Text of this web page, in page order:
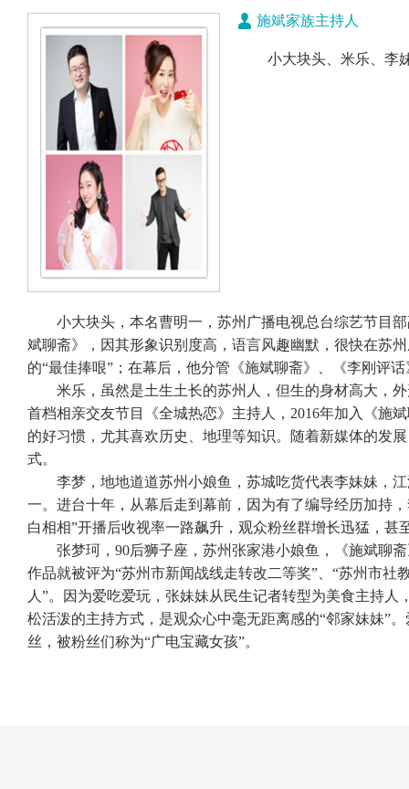
施斌家族主持人
小大块头、米乐、李
小大块头，本名曹明一，苏州广播电视总台综艺节目
斌聊斋》，因其形象识别度高，语言风趣幽默，很快在苏
的“最佳捧哏”；在幕后，他分管《施斌聊斋》、《李刚评
米乐，虽然是土生土长的苏州人，但生的身材高大，
首档相亲交友节目《全城热恋》主持人，2016年加入《施
的好习惯，尤其喜欢历史、地理等知识。随着新媒体的发
式。
李梦，地地道道苏州小娘鱼，苏城吃货代表李妹妹，
一。进台十年，从幕后走到幕前，因为有了编导经历加持
白相相”开播后收视率一路飙升，观众粉丝群增长迅猛，
张梦珂，90后狮子座，苏州张家港小娘鱼，《施斌聊
作品就被评为“苏州市新闻战线走转改二等奖”、“苏州市
人”。因为爱吃爱玩，张妹妹从民生记者转型为美食主持
松活泼的主持方式，是观众心中毫无距离感的“邻家妹妹”
丝，被粉丝们称为“广电宝藏女孩”。